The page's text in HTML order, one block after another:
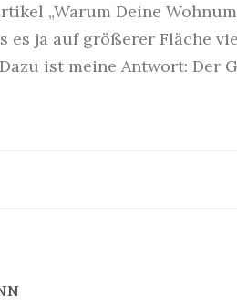
„Warum Deine
es ja auf größerer Fläche
ist meine Antwort: Der